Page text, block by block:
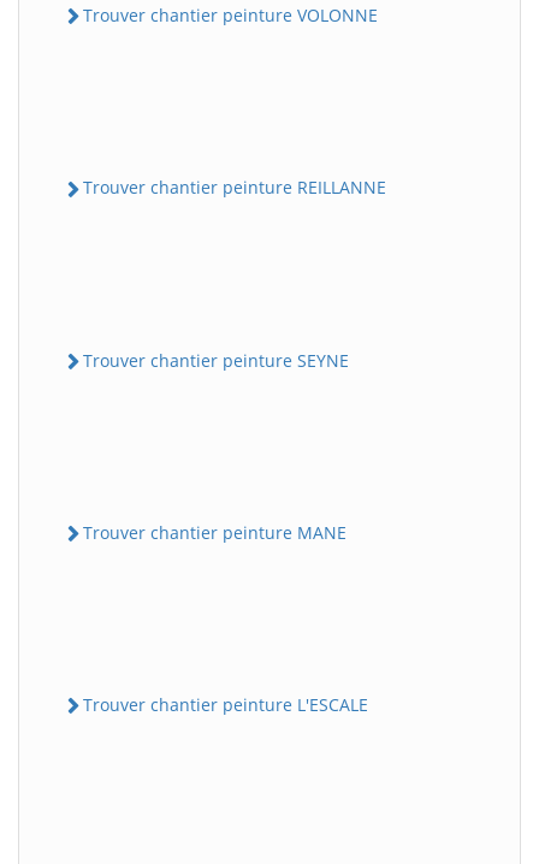
Trouver chantier peinture VOLONNE
Trouver chantier peinture REILLANNE
Trouver chantier peinture SEYNE
Trouver chantier peinture MANE
Trouver chantier peinture L'ESCALE